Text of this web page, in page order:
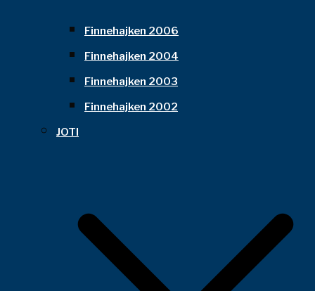
Finnehajken 2006
Finnehajken 2004
Finnehajken 2003
Finnehajken 2002
JOTI